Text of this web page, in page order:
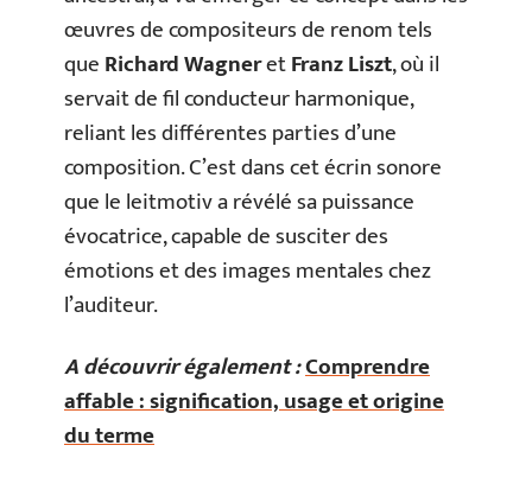
œuvres de compositeurs de renom tels
queRichard WagneretFranz Liszt, où il
servait de fil conducteur harmonique,
reliant les différentes parties d’une
composition. C’est dans cet écrin sonore
que le leitmotiv a révélé sa puissance
évocatrice, capable de susciter des
émotions et des images mentales chez
l’auditeur.
A découvrir également :Comprendre
affable : signification, usage et origine
du terme